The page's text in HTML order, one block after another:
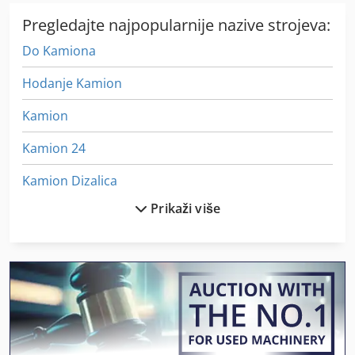
Pregledajte najpopularnije nazive strojeva:
Do Kamiona
Hodanje Kamion
Kamion
Kamion 24
Kamion Dizalica
Kamion Guma Mjenjač
Kamion Prijenos Dizalice
Kamion Razmjera
Kamion Sa Kranom
Prikaži više